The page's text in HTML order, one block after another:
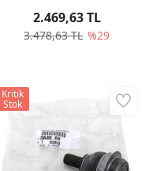
3.478,63 TL %29
2.469,63 TL
Kritik
Stok